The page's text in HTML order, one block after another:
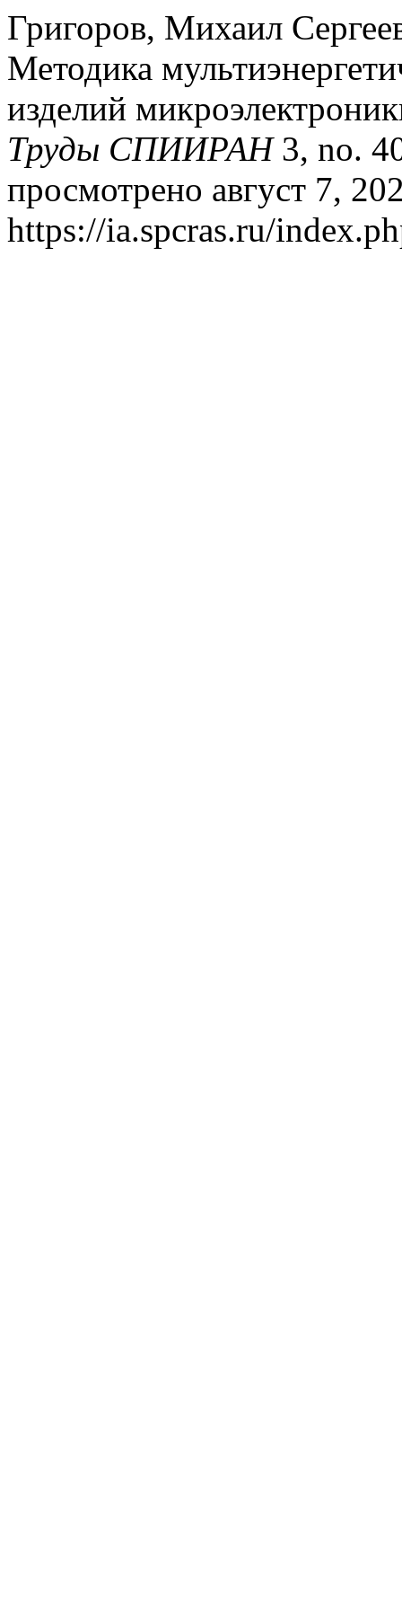
Григоров, Михаил
Методика
изделий
Труды СПИИРАН3, no.
просмотрено август 7,
https://ia.spcras.ru/